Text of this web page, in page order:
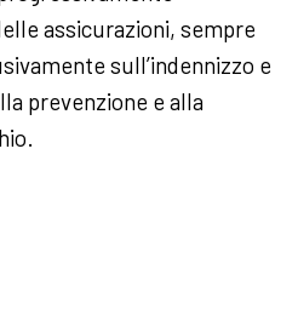
assicurazioni, sempre
sull’indennizzo e
prevenzione e alla